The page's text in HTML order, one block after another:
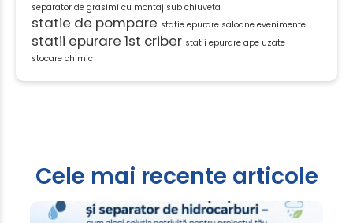
separator de grasimi cu montaj sub chiuveta
statie de pompare statie epurare saloane evenimente
statii epurare 1st criber statii epurare ape uzate
stocare chimic
Cele mai recente articole